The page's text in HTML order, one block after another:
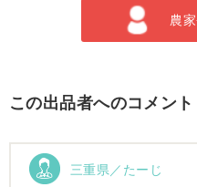
農
この出品者へのコメント
三重県／たーじ